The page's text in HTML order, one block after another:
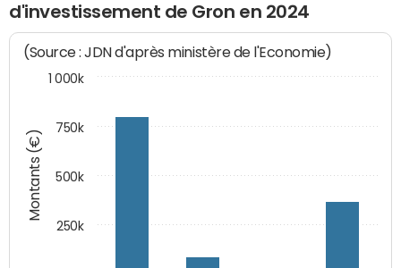
d'investissement de Gron en 2024
Montants (€)
(Source : JDN d'après ministère de l'Economie)
1 000k
250k
500k
750k